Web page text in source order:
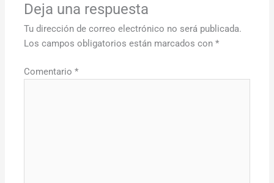
Deja una respuesta
Tu dirección de correo electrónico no será publicada.
Los campos obligatorios están marcados con*
Comentario*